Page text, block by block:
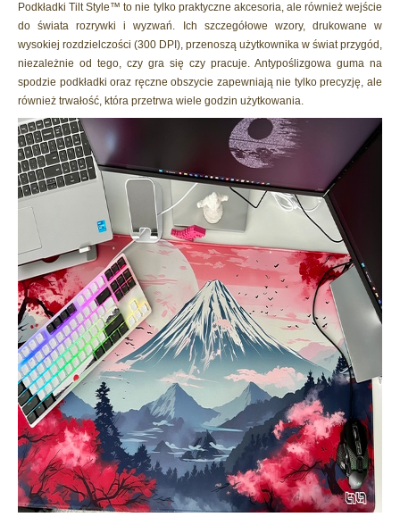
Podkładki Tilt Style™ to nie tylko praktyczne akcesoria, ale również wejście
do świata rozrywki i wyzwań. Ich szczegółowe wzory, drukowane w
wysokiej rozdzielczości (300 DPI), przenoszą użytkownika w świat przygód,
niezależnie od tego, czy gra się czy pracuje. Antypoślizgowa guma na
spodzie podkładki oraz ręczne obszycie zapewniają nie tylko precyzję, ale
również trwałość, która przetrwa wiele godzin użytkowania.